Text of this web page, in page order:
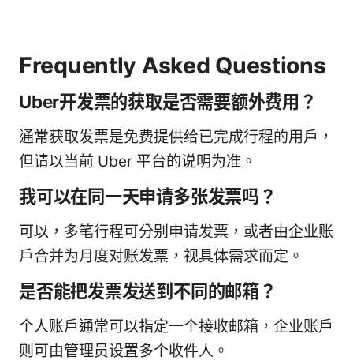
Frequently Asked Questions
Uber开发票的获取是否需要额外费用？
通常获取发票是免费提供给已完成行程的用户，
但请以当前 Uber 平台的说明为准。
我可以在同一天申请多张发票吗？
可以，多笔行程可分别申请发票，或者由企业账
户合并为月度对账发票，视具体需求而定。
是否能把发票发送到不同的邮箱？
个人账户通常可以指定一个接收邮箱，企业账户
则可由管理员设置多个收件人。